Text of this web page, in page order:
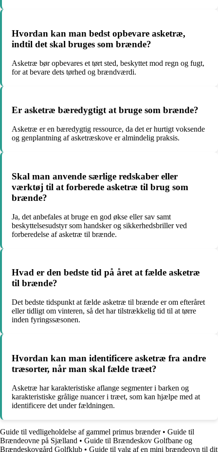
Hvordan kan man bedst opbevare asketræ,
indtil det skal bruges som brænde?
Asketræ bør opbevares et tørt sted, beskyttet mod regn og fugt,
for at bevare dets tørhed og brændværdi.
Er asketræ bæredygtigt at bruge som brænde?
Asketræ er en bæredygtig ressource, da det er hurtigt voksende
og genplantning af asketræskove er almindelig praksis.
Skal man anvende særlige redskaber eller
værktøj til at forberede asketræ til brug som
brænde?
Ja, det anbefales at bruge en god økse eller sav samt
beskyttelsesudstyr som handsker og sikkerhedsbriller ved
forberedelse af asketræ til brænde.
Hvad er den bedste tid på året at fælde asketræ
til brænde?
Det bedste tidspunkt at fælde asketræ til brænde er om efteråret
eller tidligt om vinteren, så det har tilstrækkelig tid til at tørre
inden fyringssæsonen.
Hvordan kan man identificere asketræ fra andre
træsorter, når man skal fælde træet?
Asketræ har karakteristiske aflange segmenter i barken og
karakteristiske grålige nuancer i træet, som kan hjælpe med at
identificere det under fældningen.
Guide til vedligeholdelse af gammel primus brænder• Guide til
Brændeovne på Sjælland • Guide til Brændeskov Golfbane og
Brændeskovgård Golfklub • Guide til valg af en mini brændeovn til dit